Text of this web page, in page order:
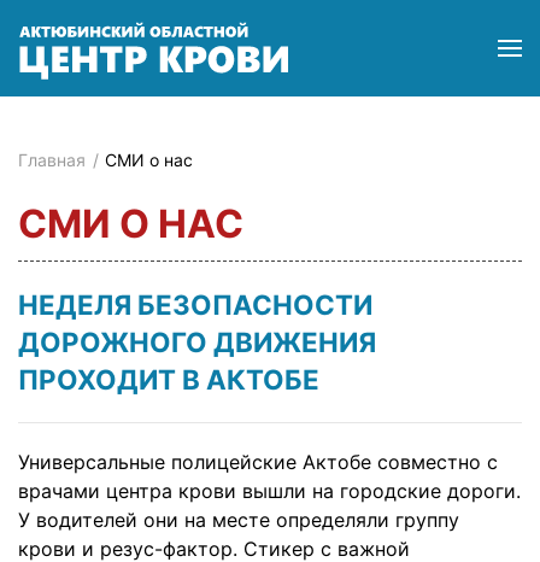
Главная СМИ о нас
СМИ О НАС
НЕДЕЛЯ БЕЗОПАСНОСТИ
ДОРОЖНОГО ДВИЖЕНИЯ
ПРОХОДИТ В АКТОБЕ
Универсальные полицейские Актобе совместно с
врачами центра крови вышли на городские дороги.
У водителей они на месте определяли группу
крови и резус-фактор. Стикер с важной